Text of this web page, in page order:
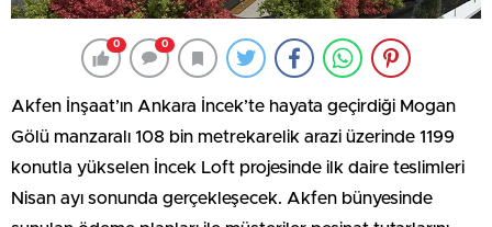
0 0
Akfen İnşaat’ın Ankara İncek’te hayata geçirdiği Mogan
Gölü manzaralı 108 bin metrekarelik arazi üzerinde 1199
konutla yükselen İncek Loft projesinde ilk daire teslimleri
Nisan ayı sonunda gerçekleşecek. Akfen bünyesinde